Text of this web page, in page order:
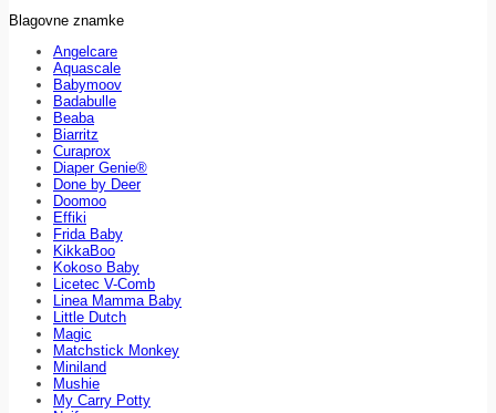
Blagovne znamke
Angelcare
Aquascale
Babymoov
Badabulle
Beaba
Biarritz
Curaprox
Diaper Genie®
Done by Deer
Doomoo
Effiki
Frida Baby
KikkaBoo
Kokoso Baby
Licetec V-Comb
Linea Mamma Baby
Little Dutch
Magic
Matchstick Monkey
Miniland
Mushie
My Carry Potty